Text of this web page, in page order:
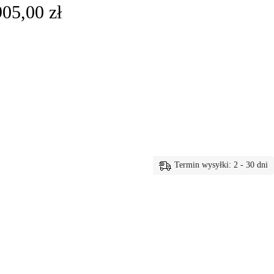
zł
Termin wysyłki: 2 - 30 dni